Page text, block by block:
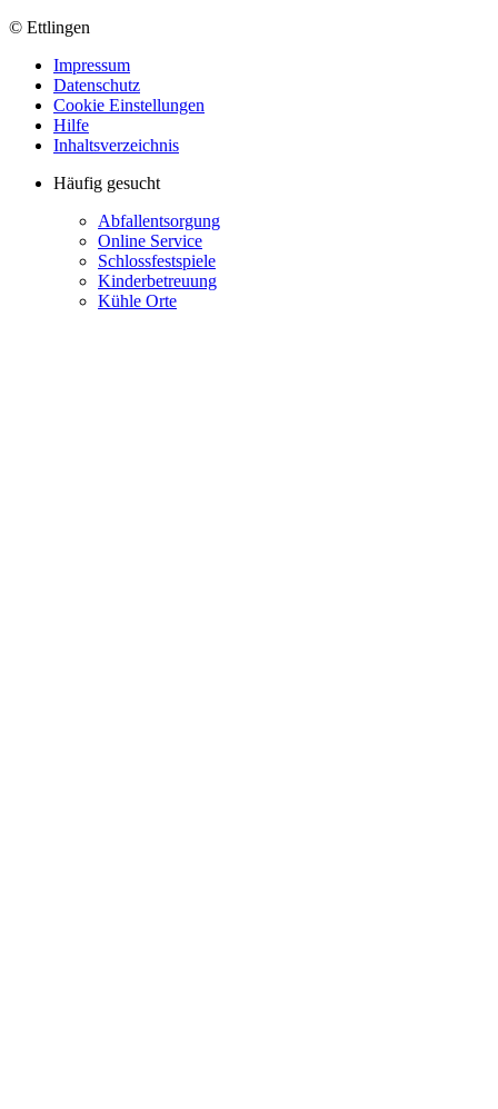
© Ettlingen
Impressum
Datenschutz
Cookie Einstellungen
Hilfe
Inhaltsverzeichnis
Häufig gesucht
Abfallentsorgung
Online Service
Schlossfestspiele
Kinderbetreuung
Kühle Orte